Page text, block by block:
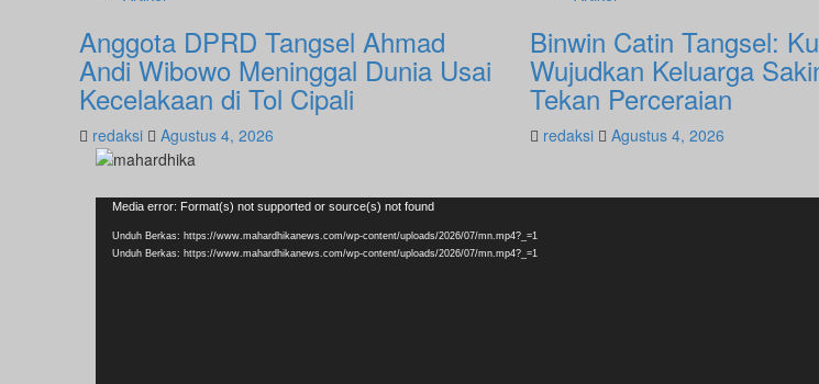
Anggota DPRD Tangsel Ahmad
Andi Wibowo Meninggal Dunia Usai
Kecelakaan di Tol Cipali
redaksi Agustus 4, 2026
Binwin Catin Tangsel:
Wujudkan Keluarga
Tekan Perceraian
redaksi Agustus 4, 2026
Pemutar
Video
Media error: Format(s) not supported or source(s) not found
Unduh Berkas: https://www.mahardhikanews.com/wp-content/uploads/2026/07/mn.mp4?_=1
Unduh Berkas: https://www.mahardhikanews.com/wp-content/uploads/2026/07/mn.mp4?_=1